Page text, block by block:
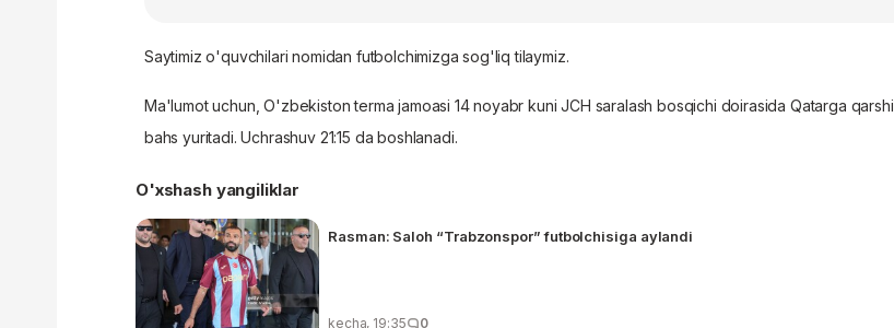
Saytimiz o'quvchilari nomidan futbolchimizga sog'liq tilaymiz.
Ma'lumot uchun, O'zbekiston terma jamoasi 14 noyabr kuni JCH saralash bosqichi doirasida Qatarga qarshi
bahs yuritadi. Uchrashuv 21:15 da boshlanadi.
O'xshash yangiliklar
Rasman: Saloh “Trabzonspor” futbolchisiga aylandi
kecha, 19:35 0